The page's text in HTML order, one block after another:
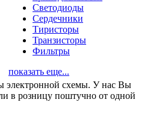
Светодиоды
Сердечники
Тиристоры
Транзисторы
Фильтры
показать еще...
электронной схемы. У нас Вы
в розницу поштучно от одной